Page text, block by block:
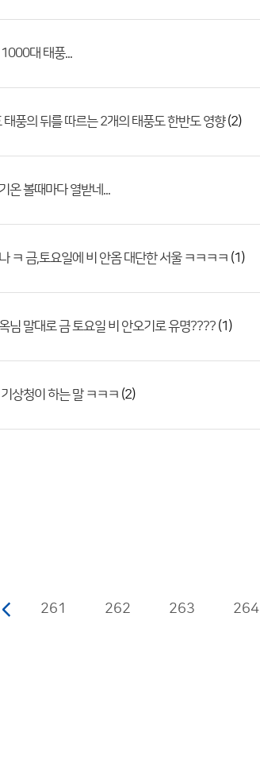
대 태풍...
태풍의 뒤를 따르는 2개의 태풍도 한반도 영향(2)
온 볼때마다 열받네...
ㅋ 금,토요일에 비 안옴 대단한 서울 ㅋㅋㅋㅋ (1)
님 말대로 금 토요일 비 안오기로 유명???? (1)
상청이 하는 말 ㅋㅋㅋ (2)
261 262 263 264